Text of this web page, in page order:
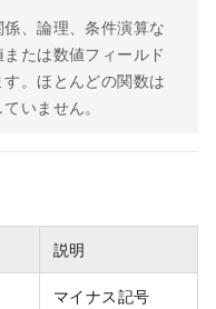
、論理、条件演算な
たは数値フィールド
。ほとんどの関数は
いません。
説明
マイナス記号